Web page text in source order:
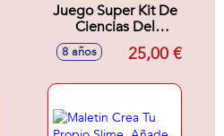
Juego Super Kit De
Ciencias Del
Hormiguero Con
150 Experimentos
8 años 25,00 €